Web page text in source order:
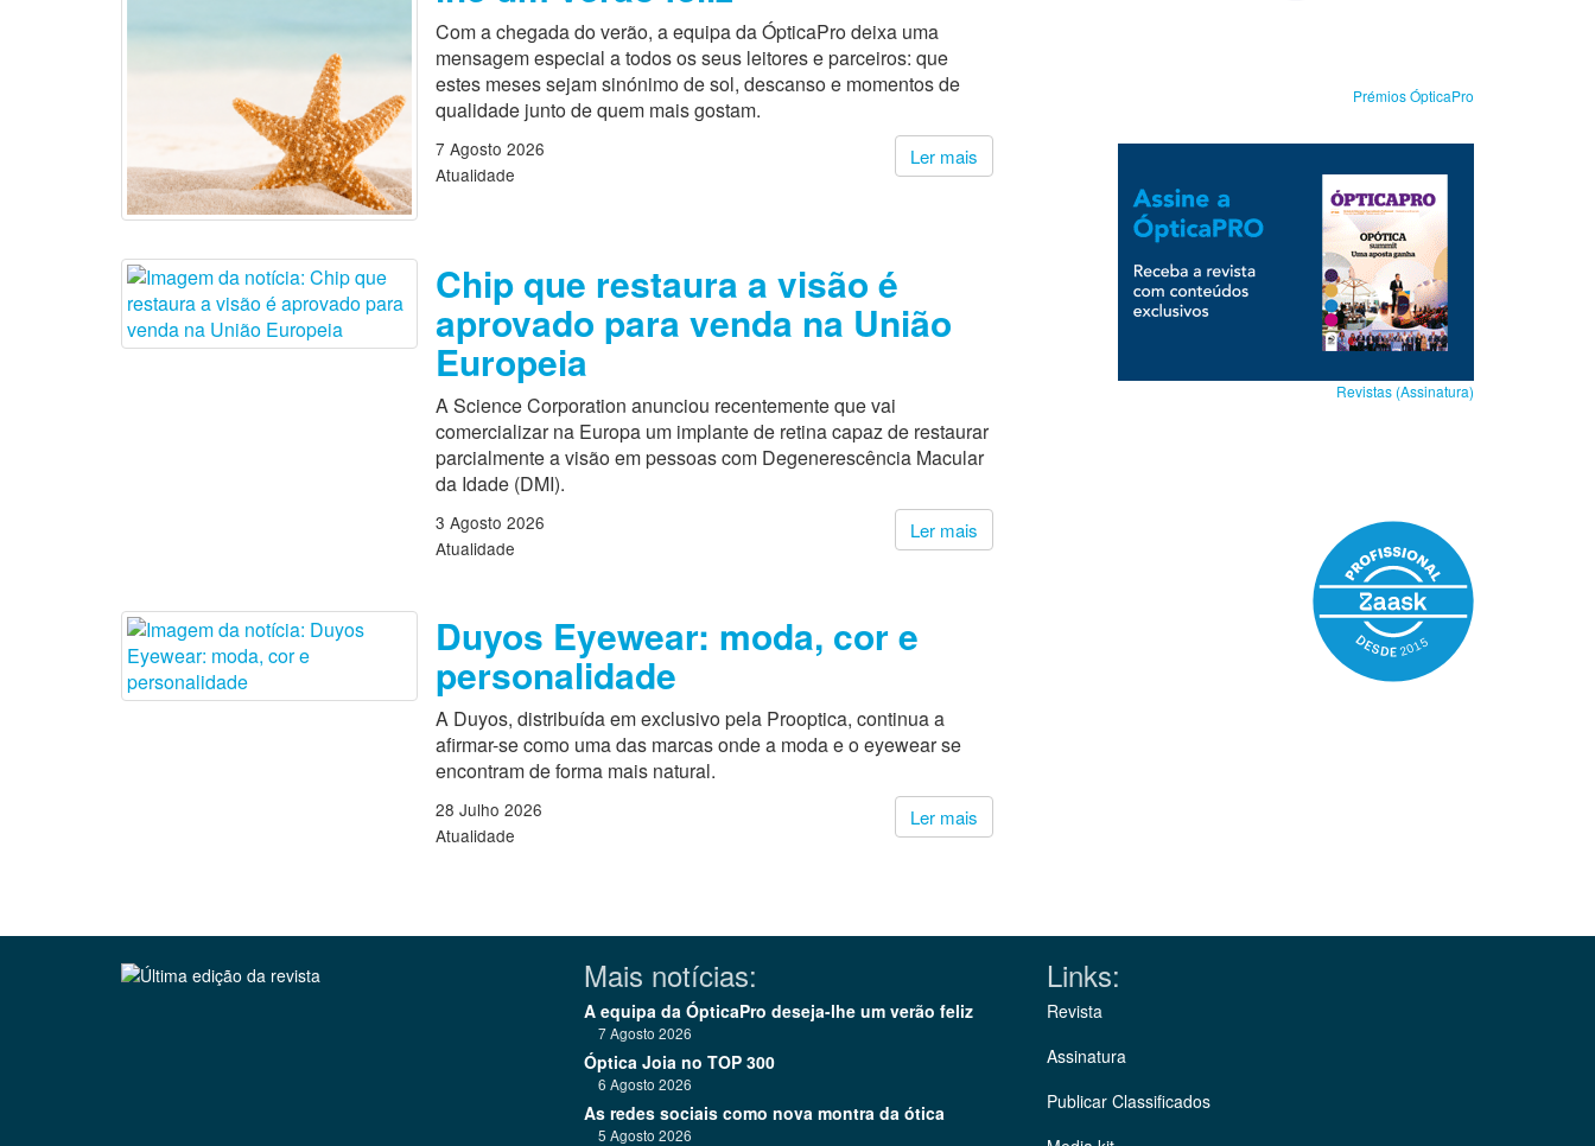
Prémios ÓpticaPro
Revistas (Assinatura)
Com a chegada do verão, a equipa da ÓpticaPro deixa uma
mensagem especial a todos os seus leitores e parceiros: que
estes meses sejam sinónimo de sol, descanso e momentos de
qualidade junto de quem mais gostam.
Ler mais
7 Agosto 2026
Atualidade
Chip que restaura a visão é
aprovado para venda na União
Europeia
A Science Corporation anunciou recentemente que vai
comercializar na Europa um implante de retina capaz de restaurar
parcialmente a visão em pessoas com Degenerescência Macular
da Idade (DMI).
Ler mais
3 Agosto 2026
Atualidade
Duyos Eyewear: moda, cor e
personalidade
A Duyos, distribuída em exclusivo pela Prooptica, continua a
afirmar-se como uma das marcas onde a moda e o eyewear se
encontram de forma mais natural.
Ler mais
28 Julho 2026
Atualidade
Mais notícias:
A equipa da ÓpticaPro deseja-lhe um verão feliz
7 Agosto 2026
Óptica Joia no TOP 300
6 Agosto 2026
As redes sociais como nova montra da ótica
5 Agosto 2026
Links:
Revista
Assinatura
Publicar Classificados